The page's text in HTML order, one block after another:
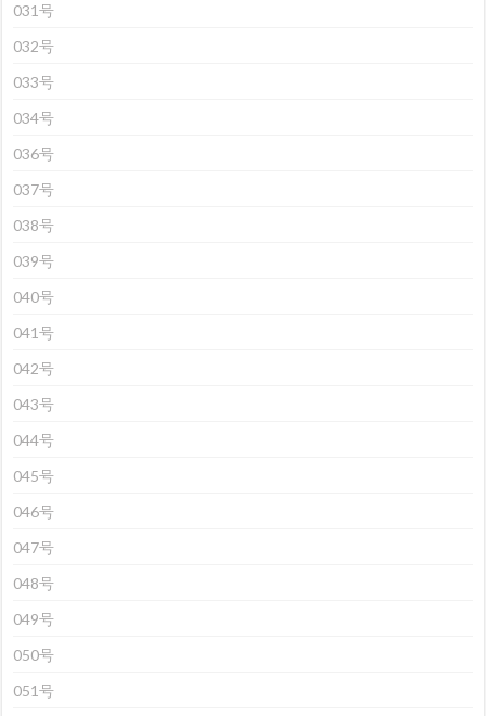
031号
032号
033号
034号
036号
037号
038号
039号
040号
041号
042号
043号
044号
045号
046号
047号
048号
049号
050号
051号